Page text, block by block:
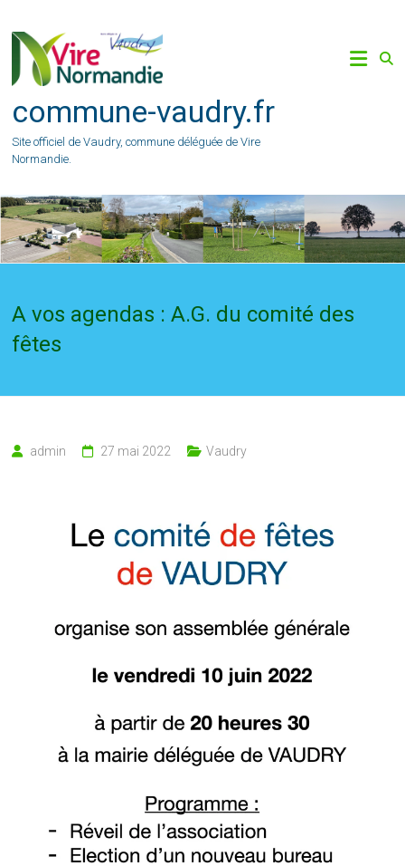
content
commune-vaudry.fr
Site officiel de Vaudry, commune déléguée de Vire
Normandie.
A vos agendas : A.G. du comité des
fêtes
admin 27 mai 2022 Vaudry